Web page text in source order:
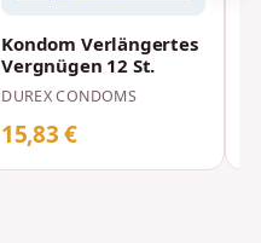
Kondom Verlängertes
Vergnügen 12 St.
DUREX CONDOMS
15,83 €